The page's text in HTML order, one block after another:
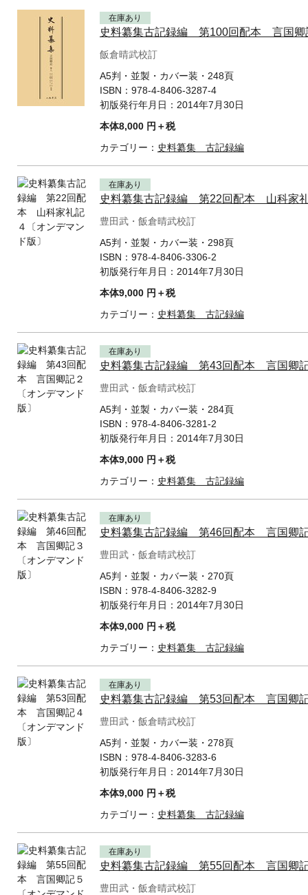
在庫あり
史料纂集古記録編 第100回配本 言国卿
飯倉晴武校訂
A5判・並製・カバー装・248頁
ISBN： 978-4-8406-3287-4
初版発行年月日： 2014年7月30日
本体8,000 円＋税
カテゴリー： 史料纂集 古記録編
在庫あり
史料纂集古記録編 第22回配本 山科家
豊田武・飯倉晴武校訂
A5判・並製・カバー装・298頁
ISBN： 978-4-8406-3306-2
初版発行年月日： 2014年7月30日
本体9,000 円＋税
カテゴリー： 史料纂集 古記録編
在庫あり
史料纂集古記録編 第43回配本 言国卿
豊田武・飯倉晴武校訂
A5判・並製・カバー装・284頁
ISBN： 978-4-8406-3281-2
初版発行年月日： 2014年7月30日
本体9,000 円＋税
カテゴリー： 史料纂集 古記録編
在庫あり
史料纂集古記録編 第46回配本 言国卿
豊田武・飯倉晴武校訂
A5判・並製・カバー装・270頁
ISBN： 978-4-8406-3282-9
初版発行年月日： 2014年7月30日
本体9,000 円＋税
カテゴリー： 史料纂集 古記録編
在庫あり
史料纂集古記録編 第53回配本 言国卿
豊田武・飯倉晴武校訂
A5判・並製・カバー装・278頁
ISBN： 978-4-8406-3283-6
初版発行年月日： 2014年7月30日
本体9,000 円＋税
カテゴリー： 史料纂集 古記録編
在庫あり
史料纂集古記録編 第55回配本 言国卿
豊田武・飯倉晴武校訂